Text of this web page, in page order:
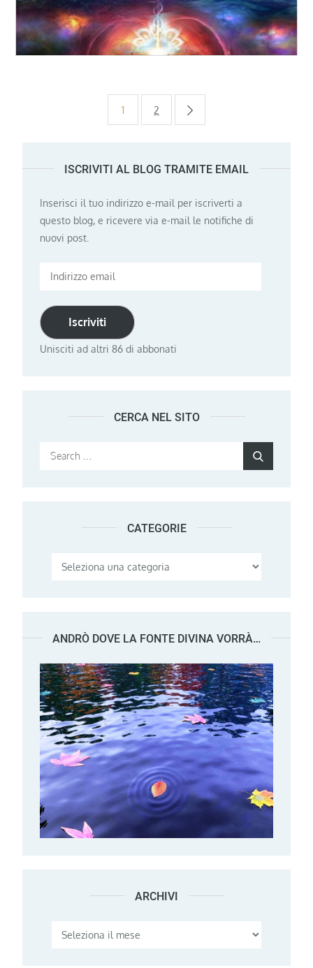
Paginazione
articoli
1 2
ISCRIVITI AL BLOG TRAMITE EMAIL
Inserisci il tuo indirizzo e-mail per iscriverti a
questo blog, e ricevere via e-mail le notifiche di
nuovi post.
Indirizzo
Iscriviti
Unisciti ad altri 86 di abbonati
CERCA NEL SITO
Search
CATEGORIE
Categorie
ANDRÒ DOVE LA FONTE DIVINA VORRÀ…
ARCHIVI Archivi